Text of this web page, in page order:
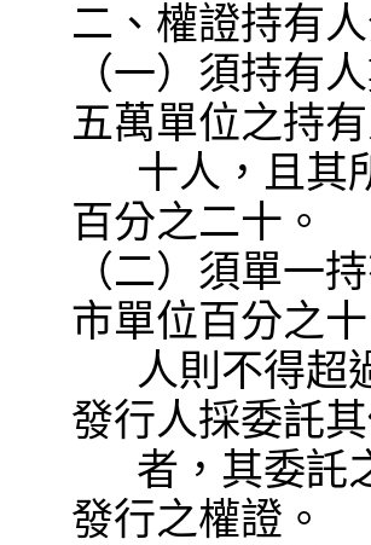
二、權證持有
（一）須持有
五萬單位之持
百分之二十。
（二）須單一
市單位百分之
發行人採委託
發行之權證。